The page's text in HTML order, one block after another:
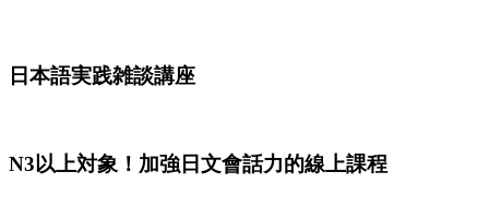
日本語実践雑談講座
N3以上対象！加強日文會話力的線上課程